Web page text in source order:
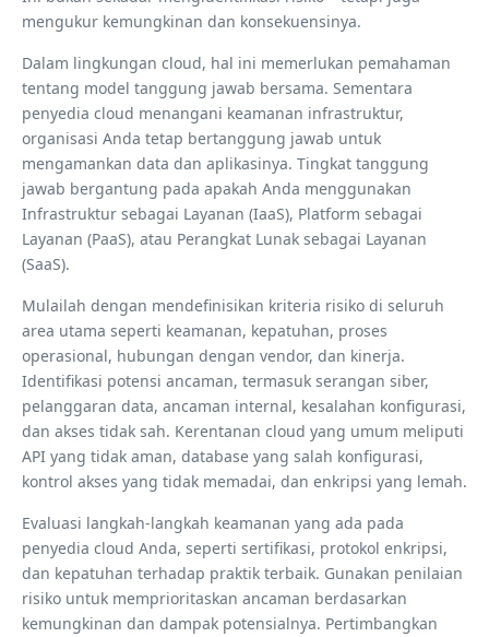
mengukur kemungkinan dan konsekuensinya.
Dalam lingkungan cloud, hal ini memerlukan pemahaman
tentang model tanggung jawab bersama. Sementara
penyedia cloud menangani keamanan infrastruktur,
organisasi Anda tetap bertanggung jawab untuk
mengamankan data dan aplikasinya. Tingkat tanggung
jawab bergantung pada apakah Anda menggunakan
Infrastruktur sebagai Layanan (IaaS), Platform sebagai
Layanan (PaaS), atau Perangkat Lunak sebagai Layanan
(SaaS).
Mulailah dengan mendefinisikan kriteria risiko di seluruh
area utama seperti keamanan, kepatuhan, proses
operasional, hubungan dengan vendor, dan kinerja.
Identifikasi potensi ancaman, termasuk serangan siber,
pelanggaran data, ancaman internal, kesalahan konfigurasi,
dan akses tidak sah. Kerentanan cloud yang umum meliputi
API yang tidak aman, database yang salah konfigurasi,
kontrol akses yang tidak memadai, dan enkripsi yang lemah.
Evaluasi langkah-langkah keamanan yang ada pada
penyedia cloud Anda, seperti sertifikasi, protokol enkripsi,
dan kepatuhan terhadap praktik terbaik. Gunakan penilaian
risiko untuk memprioritaskan ancaman berdasarkan
kemungkinan dan dampak potensialnya. Pertimbangkan